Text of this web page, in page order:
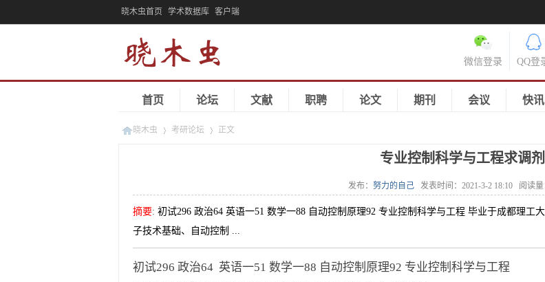
晓木虫首页 学术数据库 客户端
QQ登
微信登录
首页 论坛 文献 职聘 论文 期刊 会议 快讯
晓木虫 考研论坛 正文
专业控制科学与工程求调剂
发布： 努力的自己 发表时间： 2021-3-2 18:10 阅读量
摘要: 初试296 政治64 英语一51 数学一88 自动控制原理92 专业控制科学与工程 毕业于成都理
子技术基础、自动控制 ...
初试296 政治64 英语一51 数学一88 自动控制原理92 专业控制科学与工程